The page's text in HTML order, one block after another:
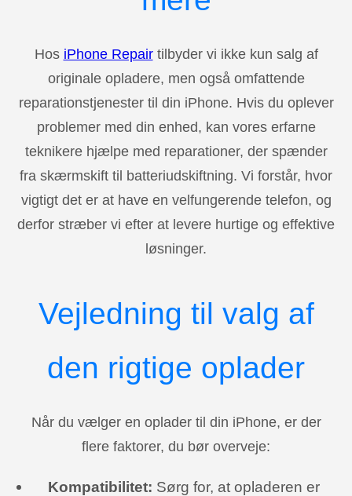
Hos iPhone Repairtilbyder vi ikke kun salg af
originale opladere, men også omfattende
reparationstjenester til din iPhone. Hvis du oplever
problemer med din enhed, kan vores erfarne
teknikere hjælpe med reparationer, der spænder
fra skærmskift til batteriudskiftning. Vi forstår, hvor
vigtigt det er at have en velfungerende telefon, og
derfor stræber vi efter at levere hurtige og effektive
løsninger.
Vejledning til valg af
den rigtige oplader
Når du vælger en oplader til din iPhone, er der
flere faktorer, du bør overveje:
Kompatibilitet: Sørg for, at opladeren er